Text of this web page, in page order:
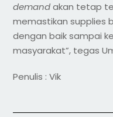
demandakan tetap
memastikan supplies
dengan baik sampai
masyarakat”, tegas
Penulis : Vik